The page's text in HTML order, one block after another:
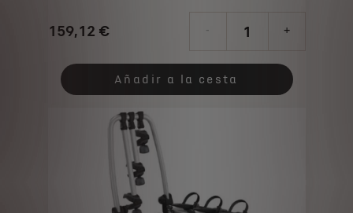
159,12 €
Price
159,12
- +
Quantity
updated
Añadir a la cesta